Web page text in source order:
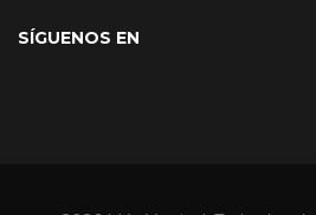
SÍGUENOS EN